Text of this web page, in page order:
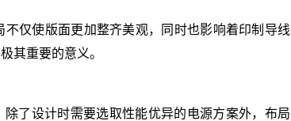
仅使版面更加整齐美观，同时也影响着印制导线
其重要的意义。
了设计时需要选取性能优异的电源方案外，布局